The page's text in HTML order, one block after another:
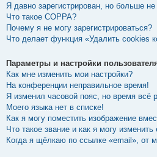
Я давно зарегистрирован, но больше не
Что такое COPPA?
Почему я не могу зарегистрироваться?
Что делает функция «Удалить cookies
Параметры и настройки
Как мне изменить мои настройки?
На конференции неправильное время!
Я изменил часовой пояс, но время всё
Моего языка нет в списке!
Как я могу поместить изображение
Что такое звание и как я могу изменить
Когда я щёлкаю по ссылке «email», от